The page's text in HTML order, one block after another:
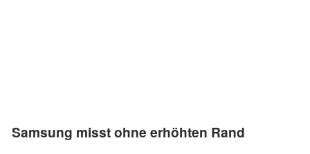
Samsung misst ohne erhöhten Rand